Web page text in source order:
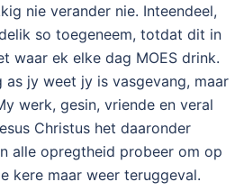
nie verander nie. Inteendeel,
so toegeneem, totdat dit in
waar ek elke dag MOES drink.
jy weet jy is vasgevang, maar
werk, gesin, vriende en veral
Christus het daaronder
alle opregtheid probeer om op
kere maar weer teruggeval.